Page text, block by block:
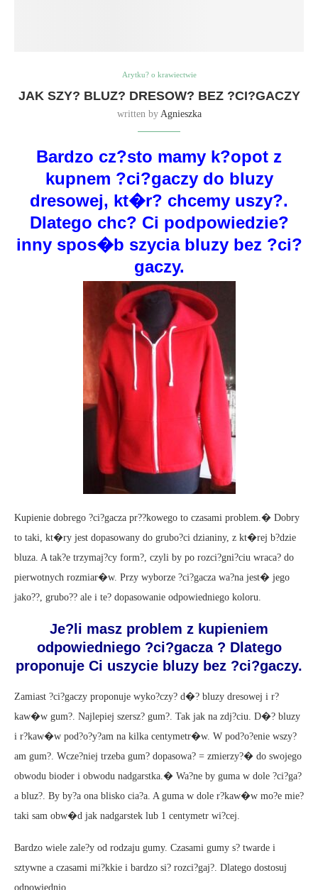
Arytku? o krawiectwie
JAK SZY? BLUZ? DRESOW? BEZ ?CI?GACZY
written by Agnieszka
Bardzo cz?sto mamy k?opot z
kupnem ?ci?gaczy do bluzy
dresowej, kt�r? chcemy uszy?.
Dlatego chc? Ci podpowiedzie?
inny spos�b szycia bluzy bez ?ci?
gaczy.
Kupienie dobrego ?ci?gacza pr??kowego to czasami problem.� Dobry
to taki, kt�ry jest dopasowany do grubo?ci dzianiny, z kt�rej b?dzie
bluza. A tak?e trzymaj?cy form?, czyli by po rozci?gni?ciu wraca? do
pierwotnych rozmiar�w. Przy wyborze ?ci?gacza wa?na jest� jego
jako??, grubo?? ale i te? dopasowanie odpowiedniego koloru.
Je?li masz problem z kupieniem
odpowiedniego ?ci?gacza ? Dlatego
proponuje Ci uszycie bluzy bez ?ci?gaczy.
Zamiast ?ci?gaczy proponuje wyko?czy? d�? bluzy dresowej i r?
kaw�w gum?. Najlepiej szersz? gum?. Tak jak na zdj?ciu. D�? bluzy
i r?kaw�w pod?o?y?am na kilka centymetr�w. W pod?o?enie wszy?
am gum?. Wcze?niej trzeba gum? dopasowa? = zmierzy?� do swojego
obwodu bioder i obwodu nadgarstka.� Wa?ne by guma w dole ?ci?ga?
a bluz?. By by?a ona blisko cia?a. A guma w dole r?kaw�w mo?e mie?
taki sam obw�d jak nadgarstek lub 1 centymetr wi?cej.
Bardzo wiele zale?y od rodzaju gumy. Czasami gumy s? twarde i
sztywne a czasami mi?kkie i bardzo si? rozci?gaj?. Dlatego dostosuj
odpowiednio.